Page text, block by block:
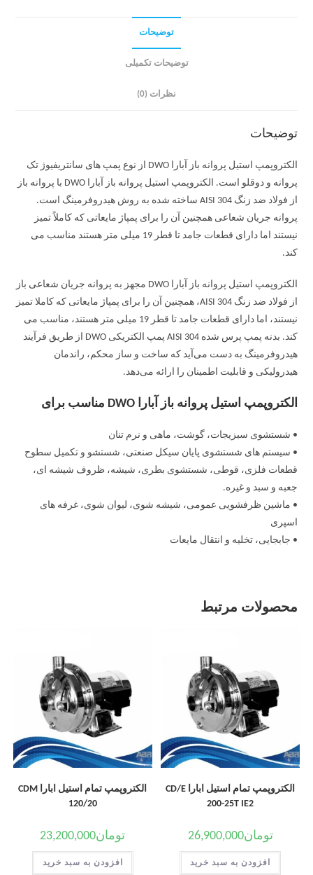
توضیحات
توضیحات تکمیلی
نظرات (0)
توضیحات
الکتروپمپ استیل پروانه باز آبارا DWO از نوع پمپ های سانتریفیوژ تک
پروانه و دوقلو است. الکتروپمپ استیل پروانه باز آبارا DWO با پروانه باز
از فولاد ضد زنگ AISI 304 ساخته شده به روش هیدروفرمینگ است.
پروانه جریان شعاعی همچنین آن را برای پمپاژ مایعاتی که کاملاً تمیز
نیستند اما دارای قطعات جامد تا قطر 19 میلی متر هستند مناسب می
کند.
الکتروپمپ استیل پروانه باز آبارا DWO مجهز به پروانه جریان شعاعی باز
از فولاد ضد زنگ AISI 304، همچنین آن را برای پمپاژ مایعاتی که کاملا تمیز
نیستند، اما دارای قطعات جامد تا قطر 19 میلی متر هستند، مناسب می
کند. بدنه پمپ پرس شده AISI 304 پمپ الکتریکی DWO از طریق فرآیند
هیدروفرمینگ به دست می‌آید که ساخت و ساز محکم، راندمان
هیدرولیکی و قابلیت اطمینان را ارائه می‌دهد.
الکتروپمپ استیل پروانه باز آبارا DWO مناسب برای
• شستشوی سبزیجات، گوشت، ماهی و نرم تنان
• سیستم های شستشوی پایان سیکل صنعتی، شستشو و تکمیل سطوح
قطعات فلزی، قوطی، شستشوی بطری، شیشه، ظروف شیشه ای،
جعبه و سبد و غیره.
• ماشین ظرفشویی عمومی، شیشه شوی، لیوان شوی، غرفه های
اسپری
• جابجایی، تخلیه و انتقال مایعات
محصولات مرتبط
الکتروپمپ تمام استیل ابارا CD/E
200-25T IE2
تومان26,900,000
افزودن به سبد خرید
الکتروپمپ تمام استیل ابارا CDM
120/20
تومان23,200,000
افزودن به سبد خرید